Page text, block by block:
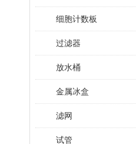
细胞计数板
过滤器
放水桶
金属冰盒
滤网
试管